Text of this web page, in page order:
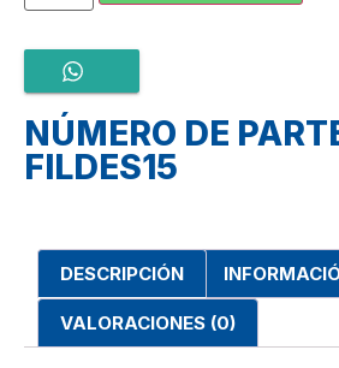
NÚMERO DE
FILDES15
DESCRIPCIÓN
VALORACIONES (0)